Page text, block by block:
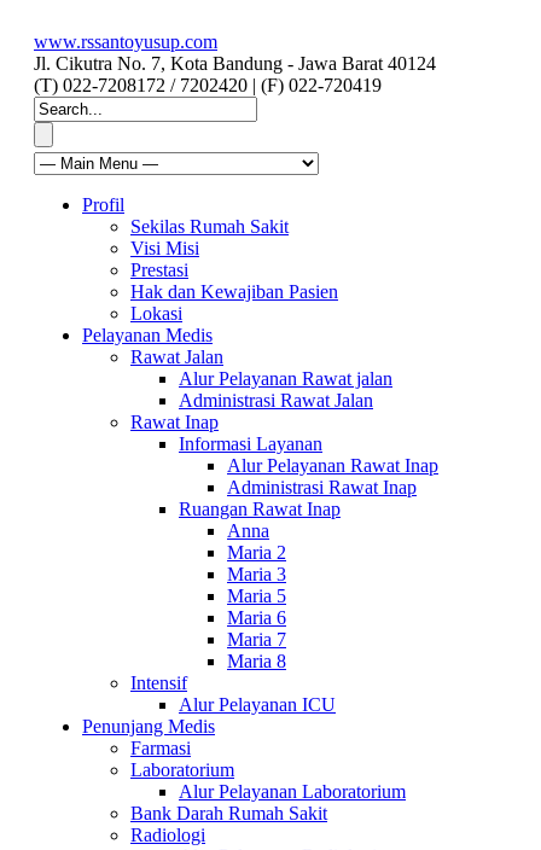
www.rssantoyusup.com
Jl. Cikutra No. 7, Kota Bandung - Jawa Barat 40124
(T) 022-7208172 / 7202420 | (F) 022-720419
Profil
Sekilas Rumah Sakit
Visi Misi
Prestasi
Hak dan Kewajiban Pasien
Lokasi
Pelayanan Medis
Rawat Jalan
Alur Pelayanan Rawat jalan
Administrasi Rawat Jalan
Rawat Inap
Informasi Layanan
Alur Pelayanan Rawat Inap
Administrasi Rawat Inap
Ruangan Rawat Inap
Anna
Maria 2
Maria 3
Maria 5
Maria 6
Maria 7
Maria 8
Intensif
Alur Pelayanan ICU
Penunjang Medis
Farmasi
Laboratorium
Alur Pelayanan Laboratorium
Bank Darah Rumah Sakit
Radiologi